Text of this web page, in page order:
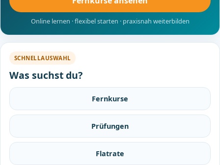
Online lernen · flexibel starten · praxisnah weiterbilden
SCHNELLAUSWAHL
Was suchst du?
Fernkurse
Prüfungen
Flatrate